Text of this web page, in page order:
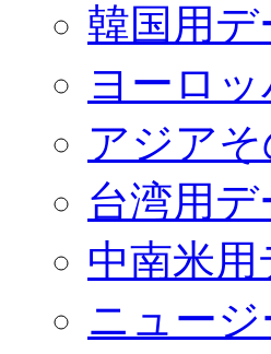
韓国用デ
ヨーロ
アジア
台湾用デ
中南米用
ニュー